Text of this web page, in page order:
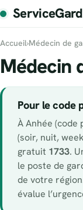
Accueil›Médecin de
Médecin
Pour le code
À Anhée (code
(soir, nuit,
gratuit 1733.
le poste de
de votre
évalue